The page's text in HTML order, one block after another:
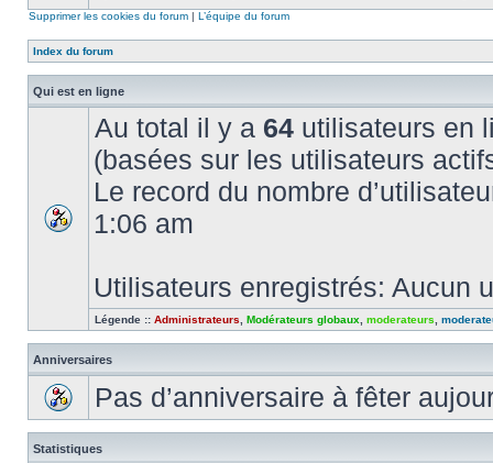
Supprimer les cookies du forum | L’équipe du forum
Index du forum
Qui est en ligne
Au total il y a 64 utilisateurs en
(basées sur les utilisateurs
Le record du nombre
1:06 am
Utilisateurs enregistrés: Aucun
Légende :: Administrateurs Modérateurs globaux moderateurs
Anniversaires
Pas d’anniversaire à fêter
Statistiques